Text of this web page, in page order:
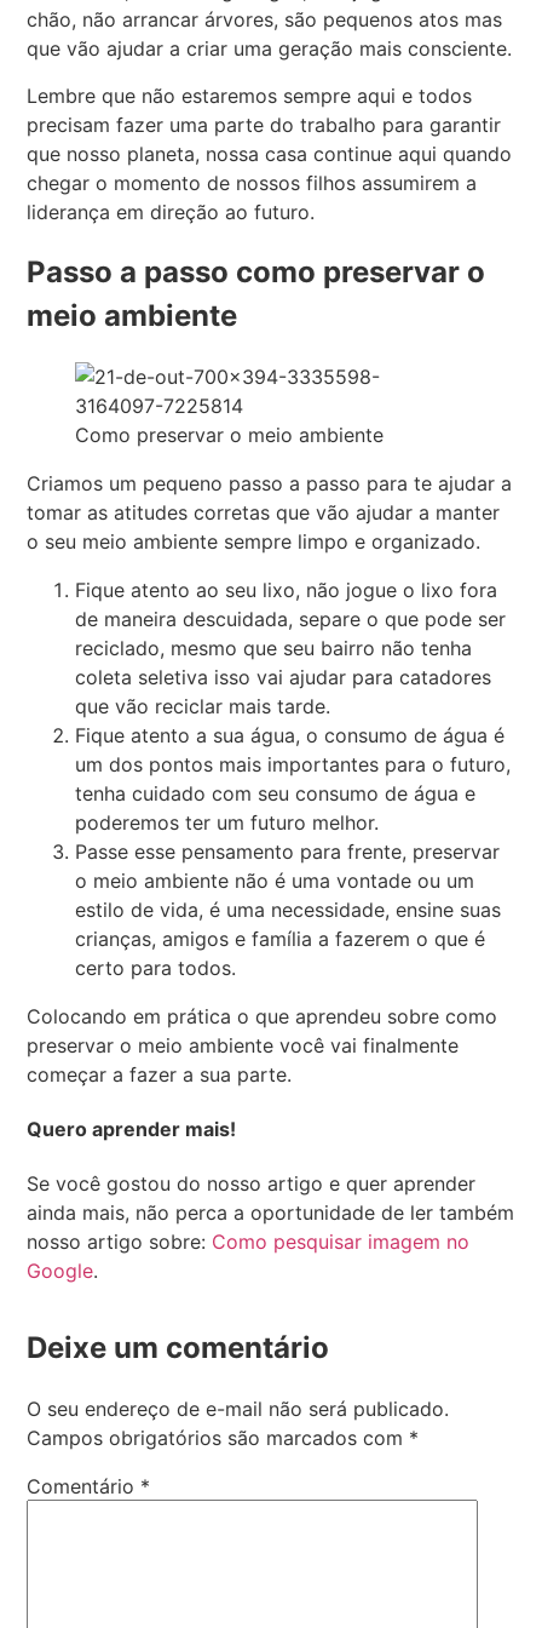
chão, não arrancar árvores, são pequenos atos mas
que vão ajudar a criar uma geração mais consciente.
Lembre que não estaremos sempre aqui e todos
precisam fazer uma parte do trabalho para garantir
que nosso planeta, nossa casa continue aqui quando
chegar o momento de nossos filhos assumirem a
liderança em direção ao futuro.
Passo a passo como preservar o
meio ambiente
Como preservar o meio ambiente
Criamos um pequeno passo a passo para te ajudar a
tomar as atitudes corretas que vão ajudar a manter
o seu meio ambiente sempre limpo e organizado.
Fique atento ao seu lixo, não jogue o lixo fora
de maneira descuidada, separe o que pode ser
reciclado, mesmo que seu bairro não tenha
coleta seletiva isso vai ajudar para catadores
que vão reciclar mais tarde.
Fique atento a sua água, o consumo de água é
um dos pontos mais importantes para o futuro,
tenha cuidado com seu consumo de água e
poderemos ter um futuro melhor.
Passe esse pensamento para frente, preservar
o meio ambiente não é uma vontade ou um
estilo de vida, é uma necessidade, ensine suas
crianças, amigos e família a fazerem o que é
certo para todos.
Colocando em prática o que aprendeu sobre como
preservar o meio ambiente você vai finalmente
começar a fazer a sua parte.
Quero aprender mais!
Se você gostou do nosso artigo e quer aprender
ainda mais, não perca a oportunidade de ler também
nosso artigo sobre: Como pesquisar imagem no
Google.
Deixe um comentário
O seu endereço de e-mail não será publicado.
Campos obrigatórios são marcados com *
Comentário *